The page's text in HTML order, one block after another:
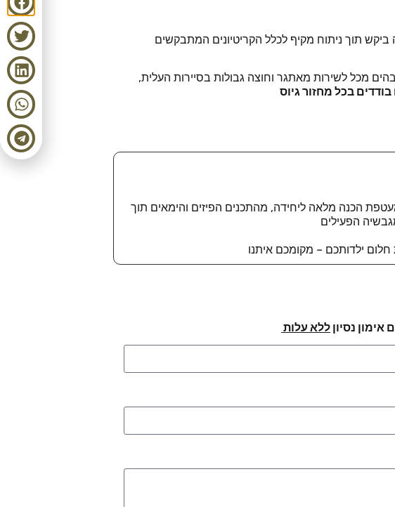
תוך ניתוח מקיף לכלל הקריטיונים המתבקשים
מכל לשירות מאתגר וחוצה גבולות בסיירות העלית,
בכל מחזור גיוס
הכנה מלאה ליחידה, מהתכנים הפיזים והימאים תוך
הפעילים
ילדותכם – מקומכם איתנו
נסיון ללא עלות